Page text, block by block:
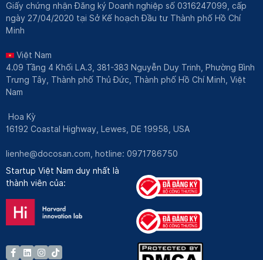
Giấy chứng nhận Đăng ký Doanh nghiệp số 0316247099, cấp
ngày 27/04/2020 tại Sở Kế hoạch Đầu tư Thành phố Hồ Chí
Minh
Việt Nam
4.09 Tầng 4 Khối LA.3, 381-383 Nguyễn Duy Trinh, Phường Bình
Trưng Tây, Thành phố Thủ Đức, Thành phố Hồ Chí Minh, Việt
Nam
Hoa Kỳ
16192 Coastal Highway, Lewes, DE 19958, USA
lienhe@docosan.com , hotline: 0971786750
Startup Việt Nam duy nhất là
thành viên của: